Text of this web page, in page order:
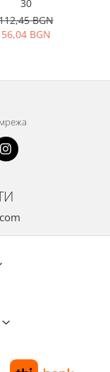
30
BGN
56,04 BGN